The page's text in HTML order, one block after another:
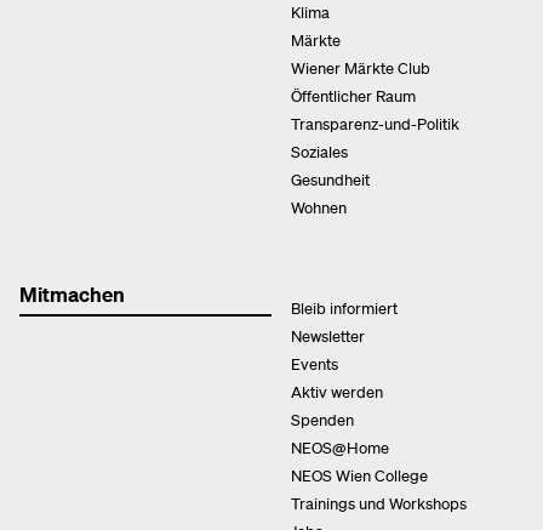
Klima
Märkte
Wiener Märkte Club
Öffentlicher Raum
Transparenz-und-Politik
Soziales
Gesundheit
Wohnen
Mitmachen
Bleib informiert
Newsletter
Events
Aktiv werden
Spenden
NEOS@Home
NEOS Wien College
Trainings und Workshops